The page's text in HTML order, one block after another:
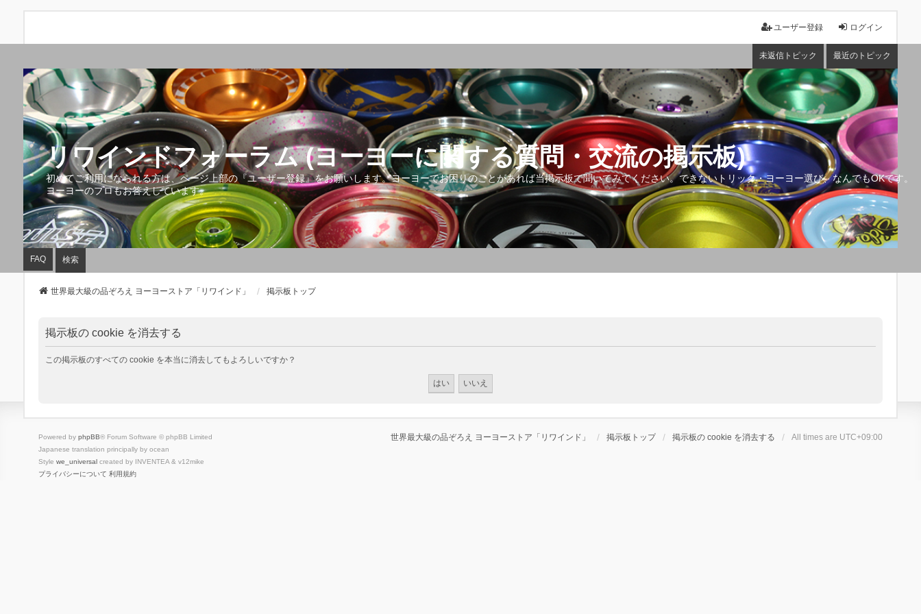
ログイン
ユーザー登録
未返信トピック 最近のトピック
リワインドフォーラム (ヨーヨーに関する質問・交流の掲示板)
初めてご利用になられる方は、ページ上部の『ユーザー登録』をお願いします。ヨーヨーでお困りのことがあれば当掲示板で聞いてみてください。できないトリック・ヨーヨー選び、なんでもOKです。
ヨーヨーのプロもお答えしています。
FAQ 検索
世界最大級の品ぞろえ ヨーヨーストア「リワインド」 掲示板トップ
掲示板の cookie を消去する
この掲示板のすべての cookie を本当に消去してもよろしいですか？
世界最大級の品ぞろえ ヨーヨーストア「リワインド」 掲示板トップ 掲示板の cookie を消去する All times are UTC+09:00
Powered by phpBB® Forum Software © phpBB Limited
Japanese translation principally by ocean
Style we_universalcreated by INVENTEA & v12mike
プライバシーについて 利用規約